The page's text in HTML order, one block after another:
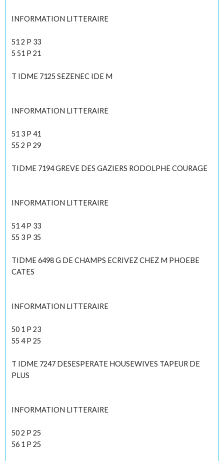
INFORMATION LITTERAIRE
51 2 P 33
5 51 P 21
T IDME 7125 SEZENEC IDE M
INFORMATION LITTERAIRE
51 3 P 41
55 2 P 29
TIDME 7194 GREVE DES GAZIERS RODOLPHE COURAGE
INFORMATION LITTERAIRE
51 4 P 33
55 3 P 35
TIDME 6498 G DE CHAMPS ECRIVEZ CHEZ M PHOEBE
CATES
INFORMATION LITTERAIRE
50 1 P 23
55 4 P 25
T IDME 7247 DESESPERATE HOUSEWIVES TAPEUR DE
PLUS
INFORMATION LITTERAIRE
50 2 P 25
56 1 P 25